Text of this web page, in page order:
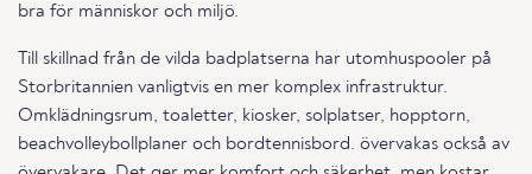
bra för människor och miljö.
Till skillnad från de vilda badplatserna har utomhuspooler på
Storbritannien vanligtvis en mer komplex infrastruktur.
Omklädningsrum, toaletter, kiosker, solplatser, hopptorn,
beachvolleybollplaner och bordtennisbord. övervakas också av